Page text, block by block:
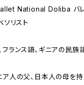
National Doliba バ
ソリスト
ランス語、ギニアの民族語
人の父、日本人の母を持